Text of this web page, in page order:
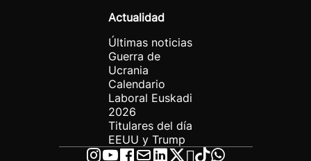
Actualidad
Últimas noticias
Guerra de
Ucrania
Calendario
Laboral Euskadi
2026
Titulares del día
EEUU y Trump